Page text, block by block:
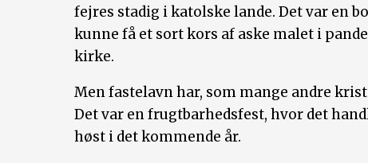
fejres stadig i katolske lande. Det var en
kunne få et sort kors af aske malet i
kirke.
Men fastelavn har, som mange andre
Det var en frugtbarhedsfest, hvor det
høst i det kommende år.